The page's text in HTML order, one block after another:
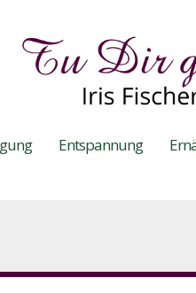
Entspannung